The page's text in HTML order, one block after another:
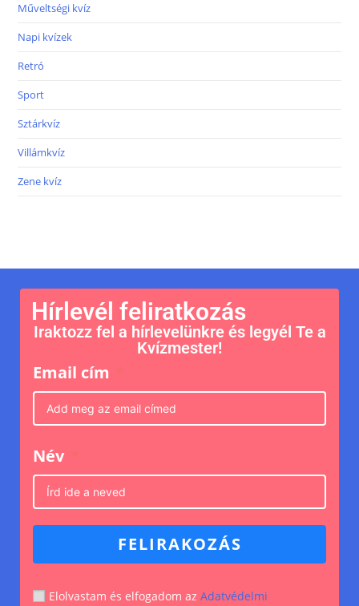
Műveltségi kvíz
Napi kvízek
Retró
Sport
Sztárkvíz
Villámkvíz
Zene kvíz
Hírlevél feliratkozás
Iraktozz fel a hírlevelünkre és legyél Te a
Kvízmester!
Email cím
Név
FELIRAKOZÁS
Elolvastam és elfogadom az Adatvédelmi